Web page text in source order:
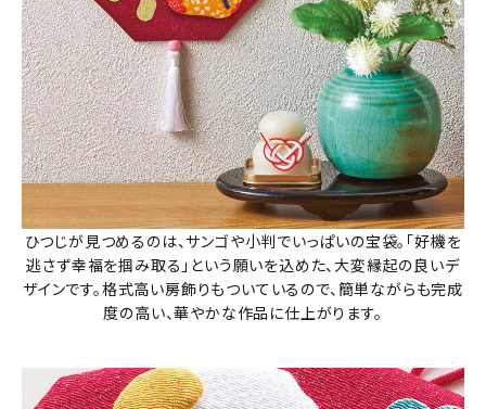
ひつじが見つめるのは、サンゴや小判でいっぱいの宝袋。「好機を
逃さず幸福を掴み取る」という願いを込めた、大変縁起の良いデ
ザインです。格式高い房飾りもついているので、簡単ながらも完成
度の高い、華やかな作品に仕上がります。